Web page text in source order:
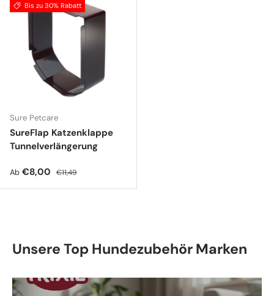
Bis zu 30% Rabatt
Sure Petcare
SureFlap Katzenklappe
Tunnelverlängerung
Verkaufspreis
Ab €8,00 Normaler Preis
€11,49
Unsere Top Hundezubehör Marken